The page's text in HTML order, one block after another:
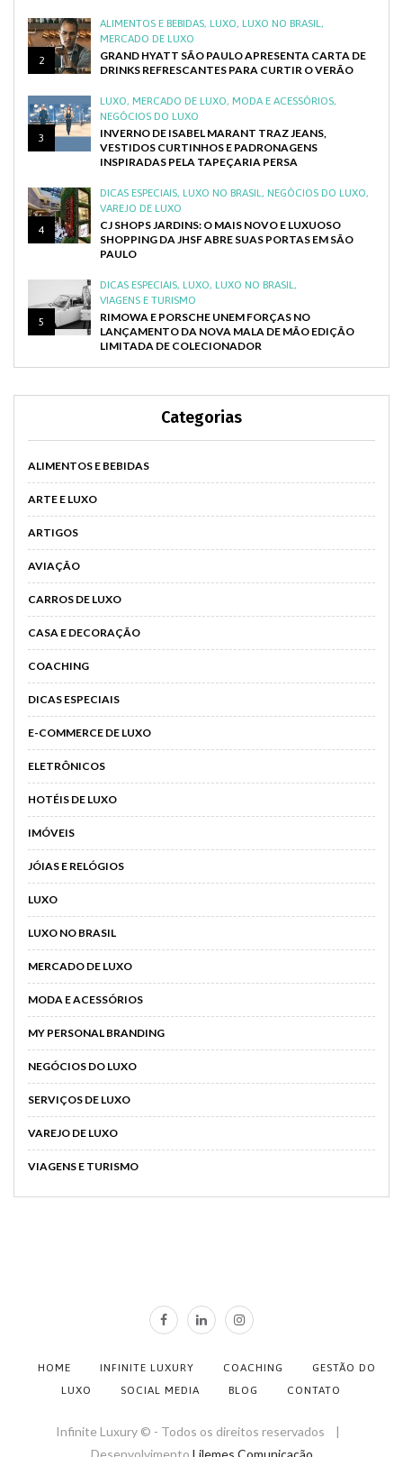
2
ALIMENTOS E BEBIDAS, LUXO, LUXO NO BRASIL ,
MERCADO DE LUXO
GRAND HYATT SÃO PAULO APRESENTA CARTA DE
DRINKS REFRESCANTES PARA CURTIR O VERÃO
3
LUXO, MERCADO DE LUXO, MODA E ACESSÓRIOS,
NEGÓCIOS DO LUXO
INVERNO DE ISABEL MARANT TRAZ JEANS,
VESTIDOS CURTINHOS E PADRONAGENS
INSPIRADAS PELA TAPEÇARIA PERSA
4
DICAS ESPECIAIS, LUXO NO BRASIL , NEGÓCIOS DO LUXO,
VAREJO DE LUXO
CJ SHOPS JARDINS: O MAIS NOVO E LUXUOSO
SHOPPING DA JHSF ABRE SUAS PORTAS EM SÃO
PAULO
5
DICAS ESPECIAIS, LUXO, LUXO NO BRASIL ,
VIAGENS E TURISMO
RIMOWA E PORSCHE UNEM FORÇAS NO
LANÇAMENTO DA NOVA MALA DE MÃO EDIÇÃO
LIMITADA DE COLECIONADOR
Categorias
ALIMENTOS E BEBIDAS
ARTE E LUXO
ARTIGOS
AVIAÇÃO
CARROS DE LUXO
CASA E DECORAÇÃO
COACHING
DICAS ESPECIAIS
E-COMMERCE DE LUXO
ELETRÔNICOS
HOTÉIS DE LUXO
IMÓVEIS
JÓIAS E RELÓGIOS
LUXO
LUXO NO BRASIL
MERCADO DE LUXO
MODA E ACESSÓRIOS
MY PERSONAL BRANDING
NEGÓCIOS DO LUXO
SERVIÇOS DE LUXO
VAREJO DE LUXO
VIAGENS E TURISMO
HOME INFINITE LUXURY COACHING
GESTÃO DO
LUXO
SOCIAL MEDIA BLOG CONTATO
Infinite Luxury © - Todos os direitos reservados |
Desenvolvimento Lilemes Comunicação